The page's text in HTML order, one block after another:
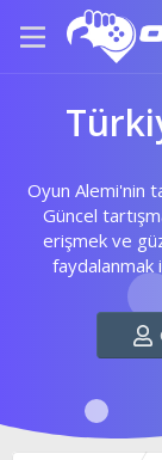
Oyun Alemi'nin
Güncel
erişmek ve
faydalanmak